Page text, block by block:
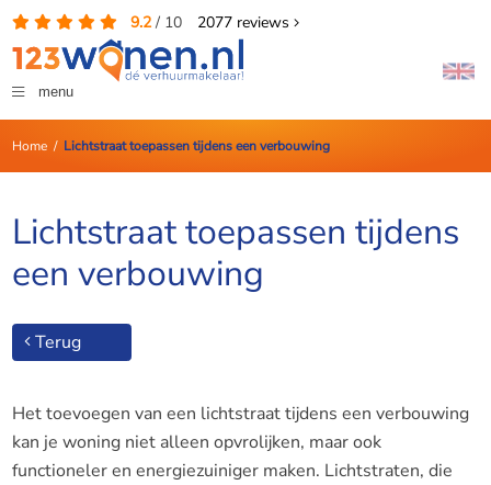
9.2/ 10 2077reviews
menu
Home/ Lichtstraat toepassen tijdens een verbouwing
Lichtstraat toepassen tijdens
een verbouwing
Terug
Het toevoegen van een lichtstraat tijdens een verbouwing
kan je woning niet alleen opvrolijken, maar ook
functioneler en energiezuiniger maken. Lichtstraten, die